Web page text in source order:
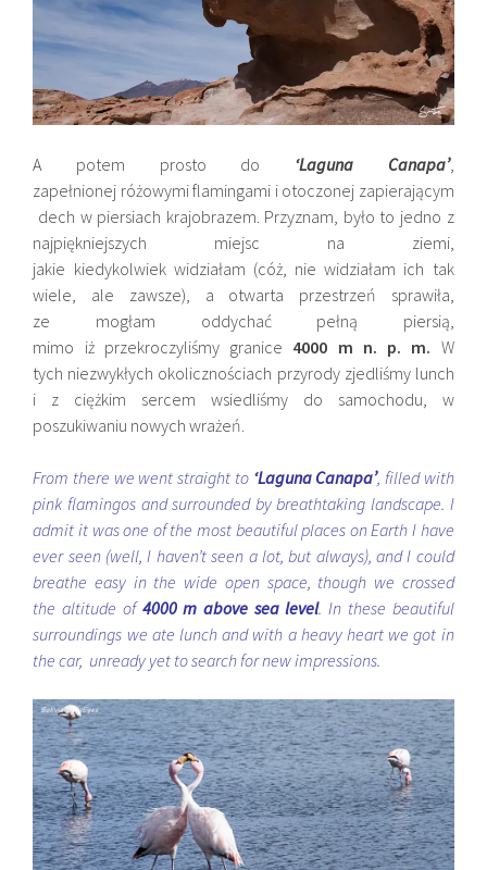
A potem prosto do ‘Laguna Canapa’,
zapełnionej różowymi flamingami i otoczonej zapierającym
dech w piersiach krajobrazem. Przyznam, było to jedno z
najpiękniejszych miejsc na ziemi,
jakie kiedykolwiek widziałam (cóż, nie widziałam ich tak
wiele, ale zawsze), a otwarta przestrzeń sprawiła,
ze mogłam oddychać pełną piersią,
mimo iż przekroczyliśmy granice 4000 m n. p. m. W
tych niezwykłych okolicznościach przyrody zjedliśmy lunch
i z ciężkim sercem wsiedliśmy do samochodu, w
poszukiwaniu nowych wrażeń.
From there we went straight to‘Laguna Canapa’, filled with
pink flamingos and surrounded by breathtaking landscape. I
admit it was one of the most beautiful places on Earth I have
ever seen (well, I haven’t seen a lot, but always), and I could
breathe easy in the wide open space, though we crossed
the altitude of 4000 m above sea level. In these beautiful
surroundings we ate lunch and with a heavy heart we got in
the car, unready yet to search for new impressions.